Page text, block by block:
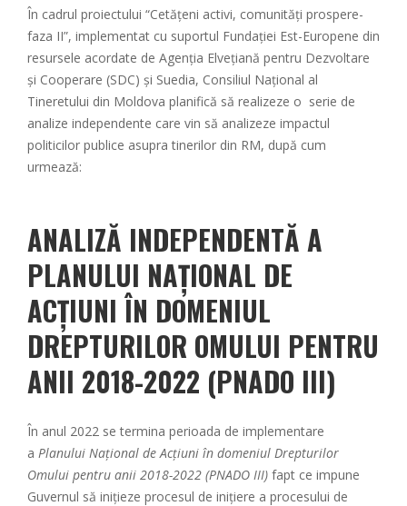
În cadrul proiectului “Cetățeni activi, comunități prospere-
faza II”, implementat cu suportul Fundației Est-Europene din
resursele acordate de Agenția Elvețiană pentru Dezvoltare
și Cooperare (SDC) și Suedia, Consiliul Național al
Tineretului din Moldova planifică să realizeze o serie de
analize independente care vin să analizeze impactul
politicilor publice asupra tinerilor din RM, după cum
urmează:
ANALIZĂ INDEPENDENTĂ A
PLANULUI NAȚIONAL DE
ACȚIUNI ÎN DOMENIUL
DREPTURILOR OMULUI PENTRU
ANII 2018-2022 (PNADO III)
În anul 2022 se termina perioada de implementare
a Planului Național de Acțiuni în domeniul Drepturilor
Omului pentru anii 2018-2022 (PNADO III) fapt ce impune
Guvernul să inițieze procesul de inițiere a procesului de